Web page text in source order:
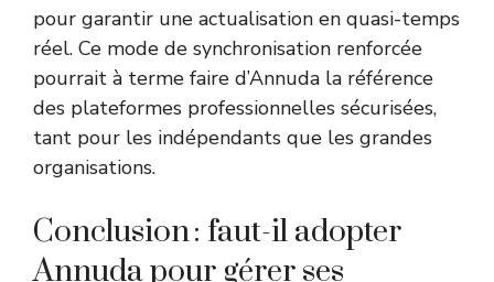
pour garantir une actualisation en quasi-temps
réel. Ce mode de synchronisation renforcée
pourrait à terme faire d’Annuda la référence
des plateformes professionnelles sécurisées,
tant pour les indépendants que les grandes
organisations.
Conclusion : faut-il adopter
Annuda pour gérer ses